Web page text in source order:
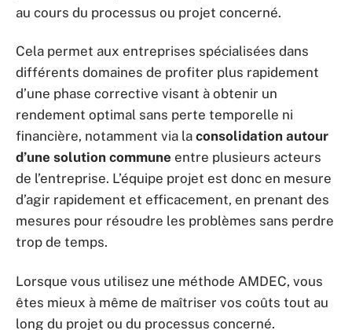
au cours du processus ou projet concerné.
Cela permet aux entreprises spécialisées dans
différents domaines de profiter plus rapidement
d’une phase corrective visant à obtenir un
rendement optimal sans perte temporelle ni
financière, notamment via la consolidation autour
d’une solution commune entre plusieurs acteurs
de l’entreprise. L’équipe projet est donc en mesure
d’agir rapidement et efficacement, en prenant des
mesures pour résoudre les problèmes sans perdre
trop de temps.
Lorsque vous utilisez une méthode AMDEC, vous
êtes mieux à même de maîtriser vos coûts tout au
long du projet ou du processus concerné.